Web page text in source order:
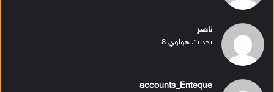
ناصر
تحديث هواوي 8...
accounts_Enteque